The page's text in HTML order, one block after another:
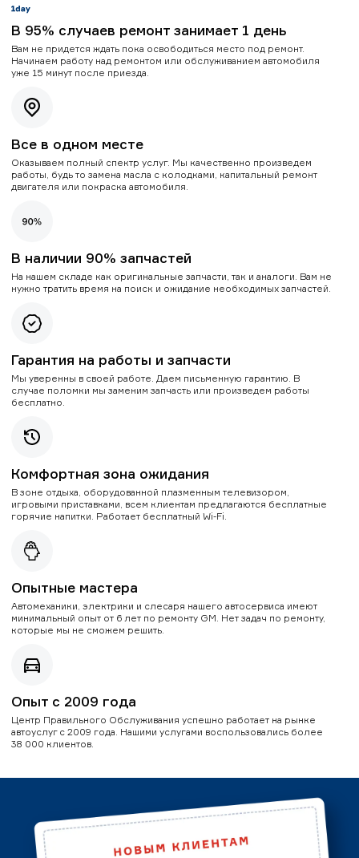
В 95% случаев ремонт занимает 1 день
Вам не придется ждать пока освободиться место под ремонт.
Начинаем работу над ремонтом или обслуживанием автомобиля
уже 15 минут после приезда.
Все в одном месте
Оказываем полный спектр услуг. Мы качественно произведем
работы, будь то замена масла с колодками, капитальный ремонт
двигателя или покраска автомобиля.
В наличии 90% запчастей
На нашем складе как оригинальные запчасти, так и аналоги. Вам не
нужно тратить время на поиск и ожидание необходимых запчастей.
Гарантия на работы и запчасти
Мы уверенны в своей работе. Даем письменную гарантию. В
случае поломки мы заменим запчасть или произведем работы
бесплатно.
Комфортная зона ожидания
В зоне отдыха, оборудованной плазменным телевизором,
игровыми приставками, всем клиентам предлагаются бесплатные
горячие напитки. Работает бесплатный Wi-Fi.
Опытные мастера
Автомеханики, электрики и слесаря нашего автосервиса имеют
минимальный опыт от 6 лет по ремонту GM. Нет задач по ремонту,
которые мы не сможем решить.
Опыт с 2009 года
Центр Правильного Обслуживания успешно работает на рынке
автоуслуг с 2009 года. Нашими услугами воспользовались более
38 000 клиентов.